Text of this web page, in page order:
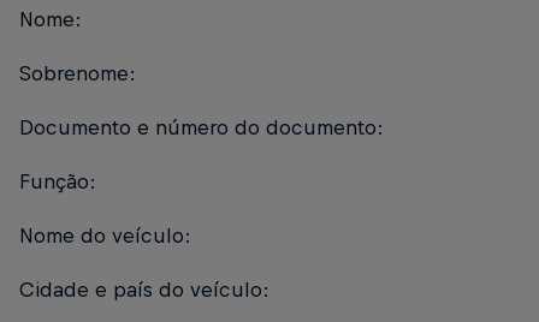
Nome:
Sobrenome:
Documento e número do documento:
Função:
Nome do veículo:
Cidade e país do veículo: